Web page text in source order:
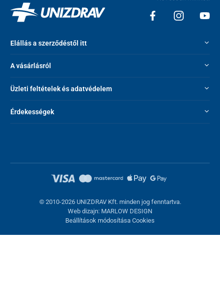
Elállás a szerződéstől itt
A vásárlásról
Üzleti feltételek és adatvédelem
Érdekességek
© 2010-2026 UNIZDRAV Kft. minden jog fenntartva.
Web dizajn: MARLOW DESIGN
Beállítások módosítása Cookies